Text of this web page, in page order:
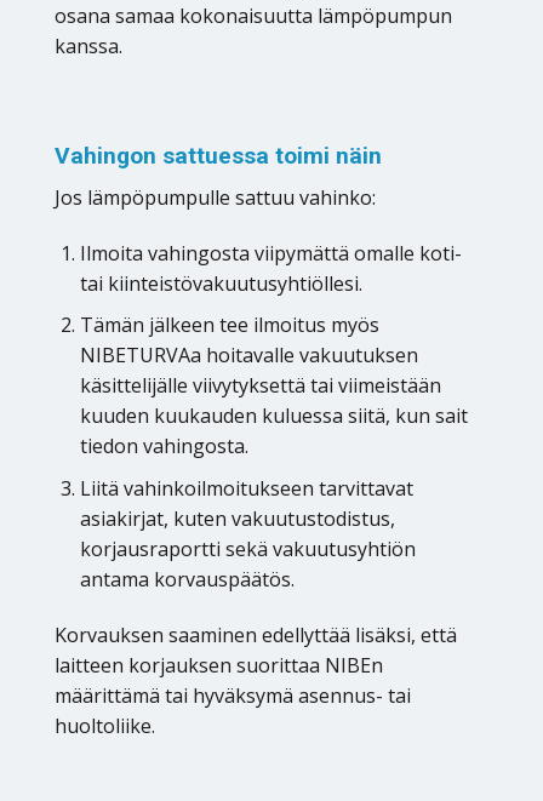
osana samaa kokonaisuutta lämpöpumpun
kanssa.
Vahingon sattuessa toimi näin
Jos lämpöpumpulle sattuu vahinko:
Ilmoita vahingosta viipymättä omalle koti-
tai kiinteistövakuutusyhtiöllesi.
Tämän jälkeen tee ilmoitus myös
NIBETURVAa hoitavalle vakuutuksen
käsittelijälle viivytyksettä tai viimeistään
kuuden kuukauden kuluessa siitä, kun sait
tiedon vahingosta.
Liitä vahinkoilmoitukseen tarvittavat
asiakirjat, kuten vakuutustodistus,
korjausraportti sekä vakuutusyhtiön
antama korvauspäätös.
Korvauksen saaminen edellyttää lisäksi, että
laitteen korjauksen suorittaa NIBEn
määrittämä tai hyväksymä asennus- tai
huoltoliike.